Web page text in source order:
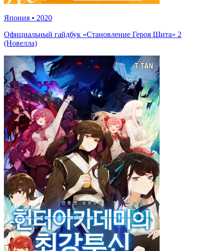
Япония • 2020
Официальный гайдбук «Становление Героя Щита» 2
(Новелла)